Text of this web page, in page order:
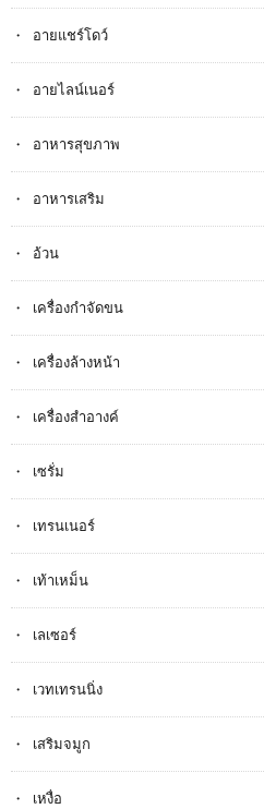
อายแชร์โดว์
อายไลน์เนอร์
อาหารสุขภาพ
อาหารเสริม
อ้วน
เครื่องกำจัดขน
เครื่องล้างหน้า
เครื่องสำอางค์
เซรั่ม
เทรนเนอร์
เท้าเหม็น
เลเซอร์
เวทเทรนนิ่ง
เสริมจมูก
เหงื่อ